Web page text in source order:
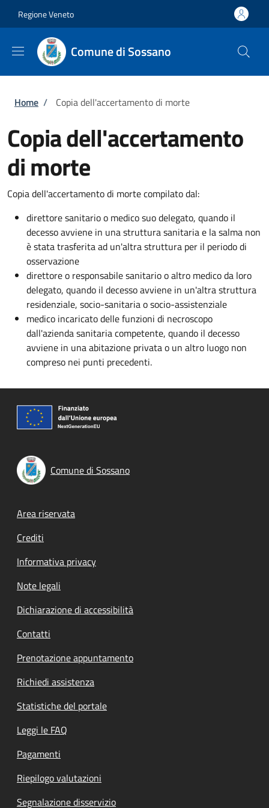
Regione Veneto
Comune di Sossano
Briciole di pane
Home / Copia dell'accertamento di morte
Copia dell'accertamento
di morte
Copia dell'accertamento di morte compilato dal:
direttore sanitario o medico suo delegato, quando il
decesso avviene in una struttura sanitaria e la salma non
è stata trasferita ad un'altra struttura per il periodo di
osservazione
direttore o responsabile sanitario o altro medico da loro
delegato, quando il decesso avviene in un'altra struttura
residenziale, socio-sanitaria o socio-assistenziale
medico incaricato delle funzioni di necroscopo
dall'azienda sanitaria competente, quando il decesso
avviene in una abitazione privata o un altro luogo non
compreso nei punti precedenti.
Comune di Sossano
Footer menu
Area riservata
Crediti
Informativa privacy
Note legali
Dichiarazione di accessibilità
Contatti
Prenotazione appuntamento
Richiedi assistenza
Statistiche del portale
Leggi le FAQ
Pagamenti
Riepilogo valutazioni
Segnalazione disservizio